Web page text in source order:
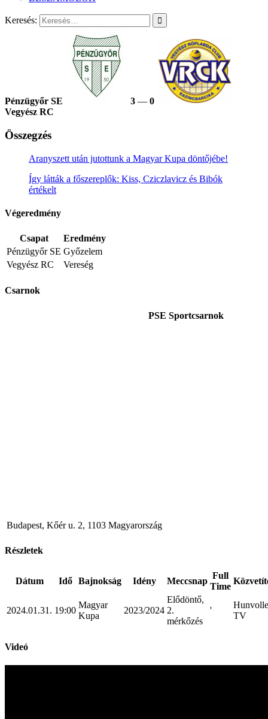
Keresés:
Pénzügyőr SE 3 — 0
Vegyész RC
Összegzés
Aranyszett után jutottunk a Magyar Kupa döntőjébe!
Így látták a főszereplők: Kiss, Cziczlavicz és Bibók
értékelt
Végeredmény
Csapat
Eredmény
Pénzügyőr SE Győzelem
Vegyész RC
Vereség
Csarnok
PSE Sportcsarnok
Budapest, Kőér u. 2, 1103 Magyarország
Részletek
Dátum Idő Bajnokság Idény Meccsnap
Full
Time
2024.01.31. 19:00
Magyar
Kupa
2023/2024
Elődöntő,
2.
mérkőzés
'
TV
Videó